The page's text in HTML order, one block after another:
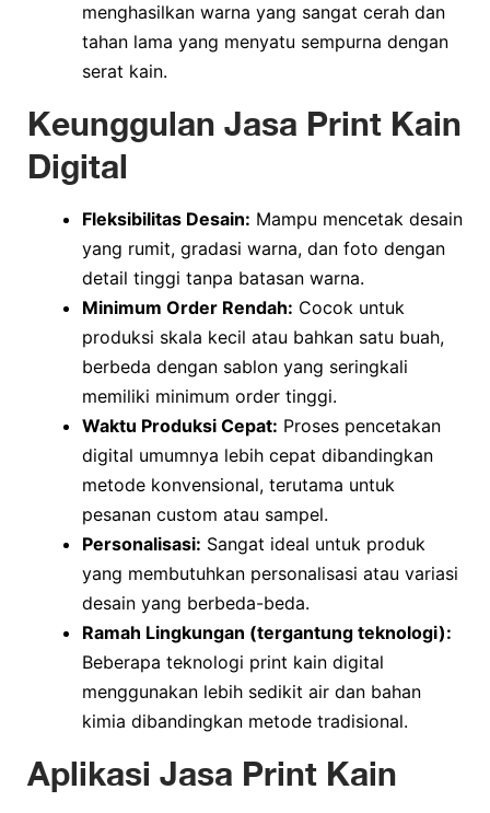
menghasilkan warna yang sangat cerah dan
tahan lama yang menyatu sempurna dengan
serat kain.
Keunggulan Jasa Print Kain
Digital
Fleksibilitas Desain: Mampu mencetak desain
yang rumit, gradasi warna, dan foto dengan
detail tinggi tanpa batasan warna.
Minimum Order Rendah: Cocok untuk
produksi skala kecil atau bahkan satu buah,
berbeda dengan sablon yang seringkali
memiliki minimum order tinggi.
Waktu Produksi Cepat: Proses pencetakan
digital umumnya lebih cepat dibandingkan
metode konvensional, terutama untuk
pesanan custom atau sampel.
Personalisasi: Sangat ideal untuk produk
yang membutuhkan personalisasi atau variasi
desain yang berbeda-beda.
Ramah Lingkungan (tergantung teknologi):
Beberapa teknologi print kain digital
menggunakan lebih sedikit air dan bahan
kimia dibandingkan metode tradisional.
Aplikasi Jasa Print Kain